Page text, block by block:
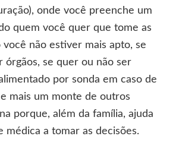
onde você preenche um
quem você quer que tome as
você não estiver mais apto, se
órgãos, se quer ou não ser
por sonda em caso de
mais um monte de outros
porque, além da família, ajuda
médica a tomar as decisões.